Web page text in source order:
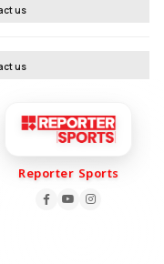
us
us
Reporter Sports